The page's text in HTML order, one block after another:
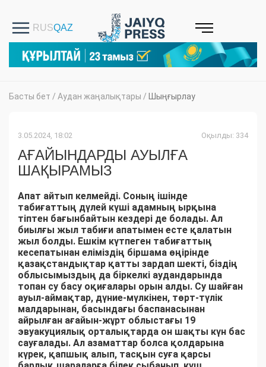
Басты бет / Аудан жаңалықтары / Шыңғырлау
3.05.2024, 18:02 Оқылды: 334
АҒАЙЫНДАРДЫ АУЫЛҒА
ШАҚЫРАМЫЗ
Апат айтып келмейді. Соның ішінде
табиғаттың дүлей күші адамның ырқына
тіптен бағынбайтын кездері де болады. Ал
биылғы жыл табиғи апатымен есте қалатын
жыл болды. Ешкім күтпеген табиғаттың
кесепатынан еліміздің біршама өңірінде
қазақстандықтар қатты зардап шекті, біздің
облысымыздың да біркелкі аудандарында
топан су басу оқиғалары орын алды. Су шайған
ауыл-аймақтар, дүние-мүлкінен, төрт-түлік
малдарынан, басындағы баспанасынан
айрылған ағайын-жұрт облыстағы 19
эвуакуциялық орталықтарда он шақты күн бас
сауғалады. Ал азаматтар болса қолдарына
күрек, қапшық алып, тасқын суға қарсы